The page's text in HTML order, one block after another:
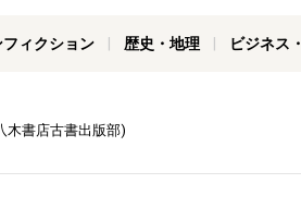
フィクション 歴史・地理 ビジネス
木書店古書出版部)